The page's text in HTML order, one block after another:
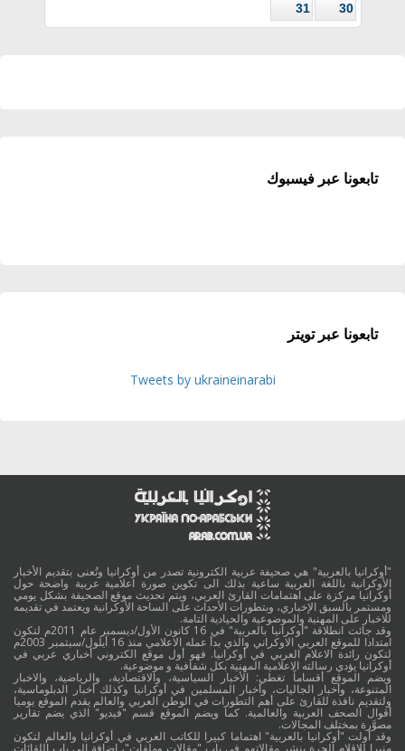
30
31
تابعونا عبر فيسبوك
تابعونا عبر تويتر
Tweets by ukraineinarabi
"أوكرانيا بالعربية" هي صحيفة عربية الكترونية تصدر من أوكرانيا وتُعنى بتقديم الأخبار
الأوكرانية باللغة العربية ساعية بذلك الى تكوين صورة اعلامية عربية واضحة حول
أوكرانيا مركزة على اهتمامات القارئ العربي، ويتم تحديث موقع الصحيفة بشكل يومي
ومستمر بالسبق الإخباري، وبتطورات الأحداث على الساحة الأوكرانية ويعتمد في تقديمه
للاخبار على المهنية والموضوعية والحيادية التامة.
وقد جائت انطلاقة "أوكرانيا بالعربية" في 16 كانون الأول/ديسمبر عام 2011م لتكون
امتدادا للموقع العربي الاوكراني والذي بدأ عمله الاعلامي منذ 16 أيلول/سبتمبر 2003م
لتكون رائدة الاعلام العربي في أوكرانيا. فهو أول موقع الكتروني أخباري عربي في
أوكرانيا يؤدي رسالته الاعلامية المهنية بكل شفافية و موضوعية.
ويضم الموقع أقساماً تغطي: الأخبار السياسية، والاقتصادية، والرياضية، والاخبار
المتنوعة، وأخبار الجاليات، وأخبار المسلمين في أوكرانيا وكذلك أخبار الدبلوماسية،
ولتقديم نافذة للقارئ على أهم التطورات في الوطن العربي والعالم يقدم الموقع يوميا
أقوال الصحف العربية والعالمية. كما ويضم الموقع قسم "فيديو" الذي يضم تقارير
مصوَّرة بمختلف المجالات.
وقد أولت "أوكرانيا بالعربية" اهتماما كبيرا للكاتب العربي في أوكرانيا والعالم لتكون
منبرا للاقلام الحرة بنشر مقالاتهم في باب "مقالات وملفات"، اضافة الى باب اللقائات